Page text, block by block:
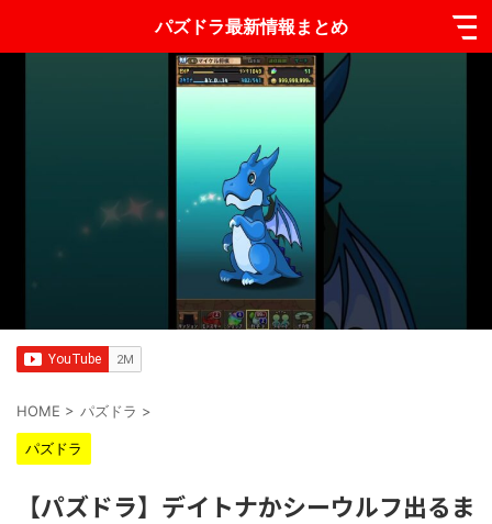
パズドラ最新情報まとめ
HOME > パズドラ >
パズドラ
【パズドラ】デイトナかシーウルフ出るま